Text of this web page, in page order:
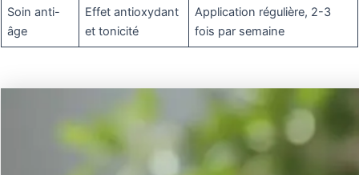
Soin anti-
âge
Effet antioxydant
et tonicité
Application régulière, 2-3
fois par semaine